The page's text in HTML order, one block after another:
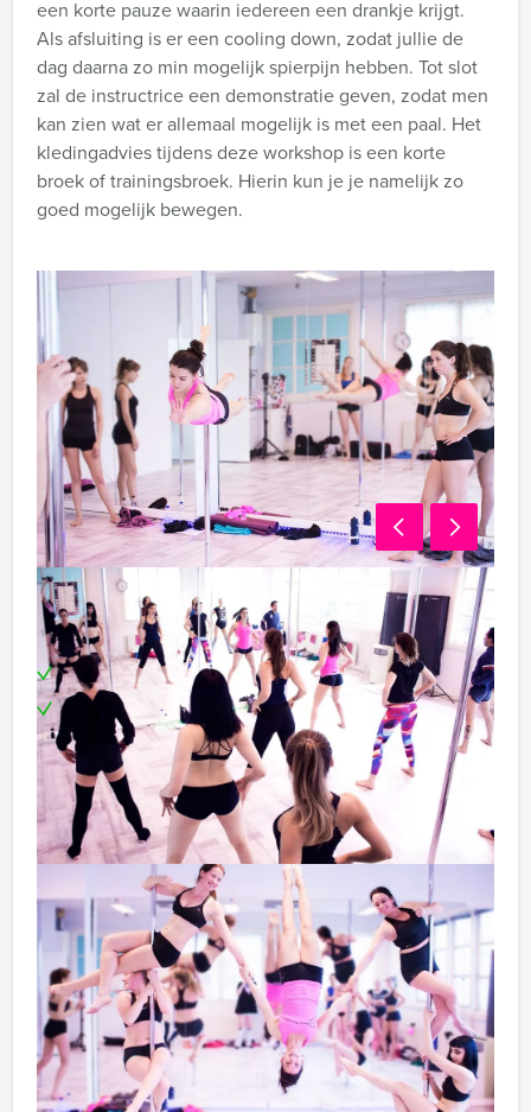
een korte pauze waarin iedereen een drankje krijgt.
Als afsluiting is er een cooling down, zodat jullie de
dag daarna zo min mogelijk spierpijn hebben. Tot slot
zal de instructrice een demonstratie geven, zodat men
kan zien wat er allemaal mogelijk is met een paal. Het
kledingadvies tijdens deze workshop is een korte
broek of trainingsbroek. Hierin kun je je namelijk zo
goed mogelijk bewegen.
Deze paaldans workshop Amsterdam is
inclusief:
Enthousiaste begeleiding
Te boeken op uw gewenste dag en tijdstip!
De workshop is te boeken op iedere gewenste dag en
op elk tijdstip! De workshops paaldansen Amsterdam
van Mokum Events kunnen in het Nederlands
gehouden worden, maar ook in het Engels.
Kom je niet aan het minimale aantal deelnemers voor
deze workshop paaldansen Amsterdam? Als je bereid
bent voor het minimale aantal te betalen, kun je ook
gewoon voor minder personen boeken! Heb je nog
vragen over deze workshop in Amsterdam of wil je
uitgebreide informatie opvragen? Neem dan contact op
met onze klantenservice óf vraag een vrijblijvende
offerte aan.